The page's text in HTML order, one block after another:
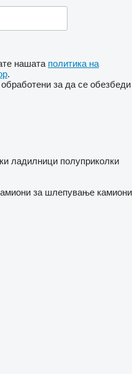
нашата политика на
.
за да се обезбеди
ладилници полуприколки
за шлепување камиони